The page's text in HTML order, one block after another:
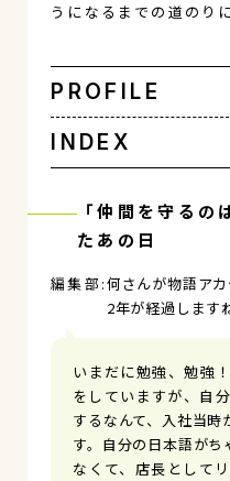
うになるまでの道のり
PROFILE
INDEX
「仲間を守るの
たあの日
何さんが物語ア
2年が経過します
いまだに勉強、勉強
をしていますが、自
するなんて、入社当
す。自分の日本語が
なくて、店長として